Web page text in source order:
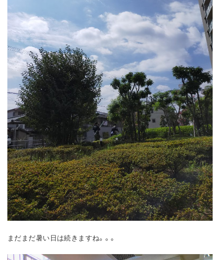
まだまだ暑い日は続きますね。。。